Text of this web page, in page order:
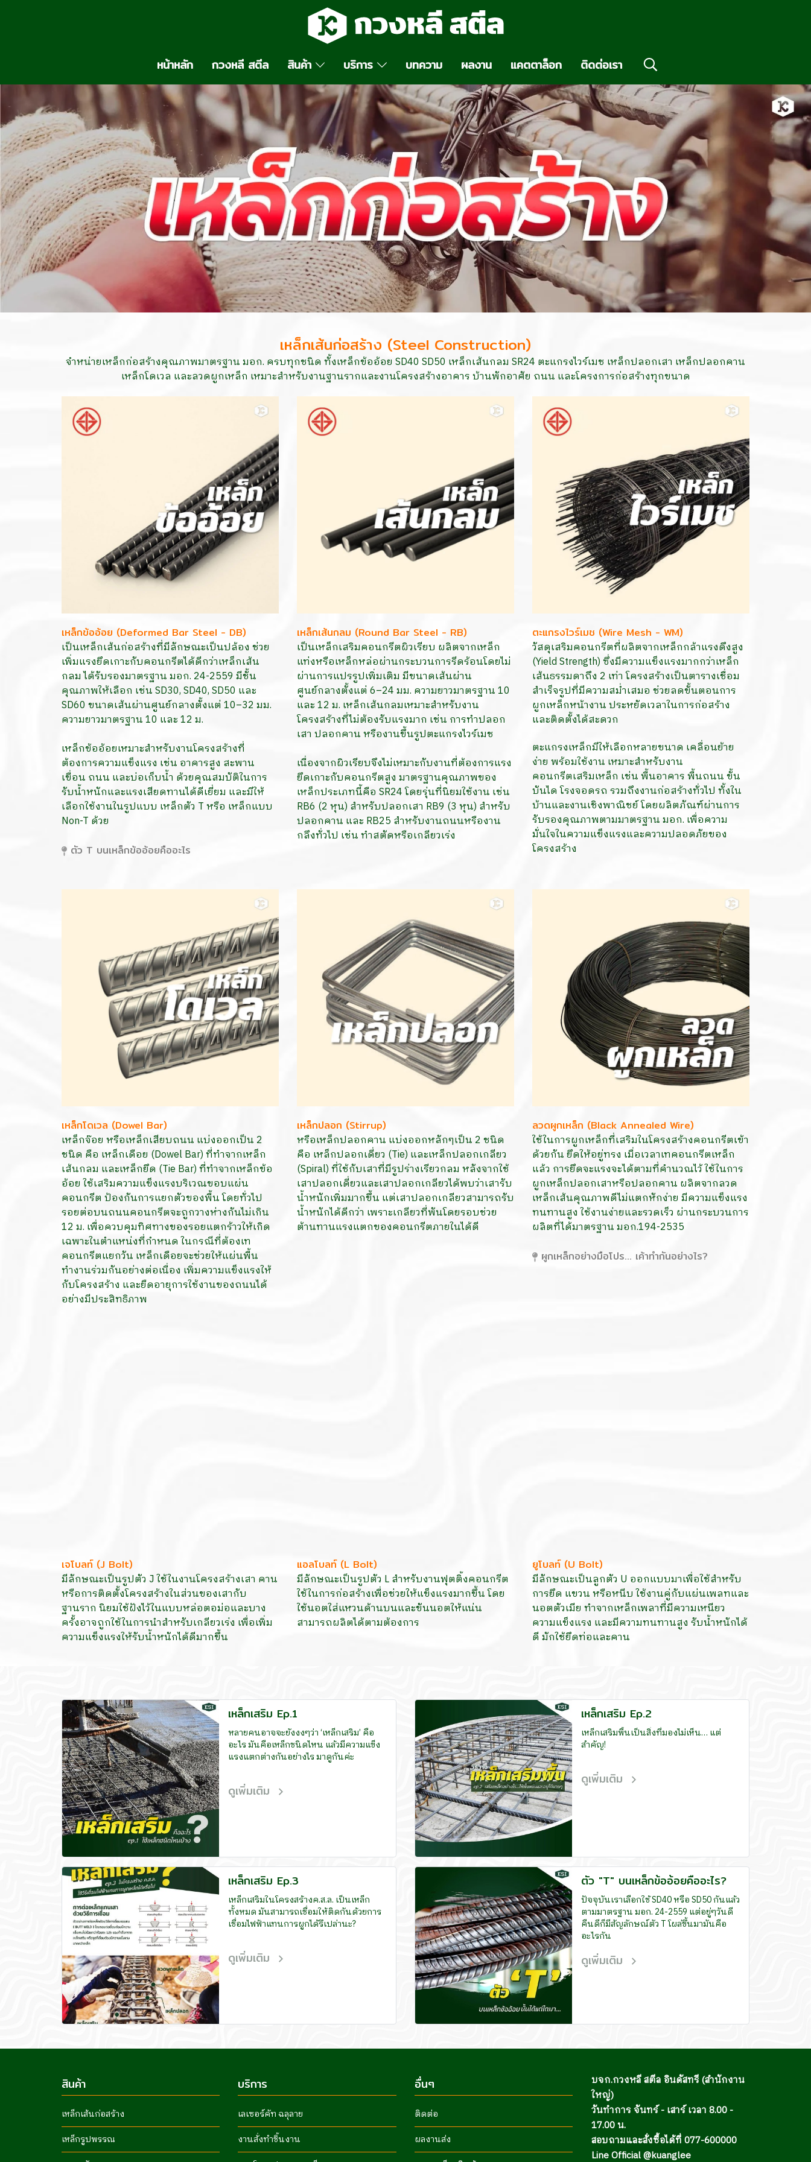
หน้าหลัก กวงหลี สตีล สินค้า บริการ บทความ ผลงาน แคตตาล็อก ติดต่อเรา
เหล็กเส้นก่อสร้าง (Steel Construction)
จำหน่ายเหล็กก่อสร้างคุณภาพมาตรฐาน มอก. ครบทุกชนิด ทั้งเหล็กข้ออ้อย SD40 SD50 เหล็กเส้นกลม SR24 ตะแกรงไวร์เมช เหล็กปลอกเสา เหล็กปลอกคาน
เหล็กโดเวล และลวดผูกเหล็ก เหมาะสำหรับงานฐานรากและงานโครงสร้างอาคาร บ้านพักอาศัย ถนน และโครงการก่อสร้างทุกขนาด
เหล็กข้ออ้อย (Deformed Bar Steel - DB)
เป็นเหล็กเส้นก่อสร้างที่มีลักษณะเป็นปล้อง ช่วย
เพิ่มแรงยึดเกาะกับคอนกรีตได้ดีกว่าเหล็กเส้น
กลม ได้รับรองมาตรฐาน มอก. 24-2559 มีชั้น
คุณภาพให้เลือก เช่น SD30, SD40, SD50 และ
SD60 ขนาดเส้นผ่านศูนย์กลางตั้งแต่ 10–32 มม.
ความยาวมาตรฐาน 10 และ 12 ม.
เหล็กข้ออ้อยเหมาะสำหรับงานโครงสร้างที่
ต้องการความแข็งแรง เช่น อาคารสูง สะพาน
เขื่อน ถนน และบ่อเก็บน้ำ ด้วยคุณสมบัติในการ
รับน้ำหนักและแรงเสียดทานได้ดีเยี่ยม และมีให้
เลือกใช้งานในรูปแบบ เหล็กตัว T หรือ เหล็กแบบ
Non-T ด้วย
ตัว T บนเหล็กข้ออ้อยคืออะไร
เหล็กเส้นกลม (Round Bar Steel - RB)
เป็นเหล็กเสริมคอนกรีตผิวเรียบ ผลิตจากเหล็ก
แท่งหรือเหล็กหล่อผ่านกระบวนการรีดร้อนโดยไม่
ผ่านการแปรรูปเพิ่มเติม มีขนาดเส้นผ่าน
ศูนย์กลางตั้งแต่ 6–24 มม. ความยาวมาตรฐาน 10
และ 12 ม. เหล็กเส้นกลมเหมาะสำหรับงาน
โครงสร้างที่ไม่ต้องรับแรงมาก เช่น การทำปลอก
เสา ปลอกคาน หรืองานขึ้นรูปตะแกรงไวร์เมช
เนื่องจากผิวเรียบจึงไม่เหมาะกับงานที่ต้องการแรง
ยึดเกาะกับคอนกรีตสูง มาตรฐานคุณภาพของ
เหล็กประเภทนี้คือ SR24 โดยรุ่นที่นิยมใช้งาน เช่น
RB6 (2 หุน) สำหรับปลอกเสา RB9 (3 หุน) สำหรับ
ปลอกคาน และ RB25 สำหรับงานถนนหรืองาน
กลึงทั่วไป เช่น ทำสตัดหรือเกลียวเร่ง
ตะแกรงไวร์เมช (Wire Mesh - WM)
วัสดุเสริมคอนกรีตที่ผลิตจากเหล็กกล้าแรงดึงสูง
(Yield Strength) ซึ่งมีความแข็งแรงมากกว่าเหล็ก
เส้นธรรมดาถึง 2 เท่า โครงสร้างเป็นตารางเชื่อม
สำเร็จรูปที่มีความสม่ำเสมอ ช่วยลดขั้นตอนการ
ผูกเหล็กหน้างาน ประหยัดเวลาในการก่อสร้าง
และติดตั้งได้สะดวก
ตะแกรงเหล็กมีให้เลือกหลายขนาด เคลื่อนย้าย
ง่าย พร้อมใช้งาน เหมาะสำหรับงาน
คอนกรีตเสริมเหล็ก เช่น พื้นอาคาร พื้นถนน ขั้น
บันได โรงจอดรถ รวมถึงงานก่อสร้างทั่วไป ทั้งใน
บ้านและงานเชิงพาณิชย์ โดยผลิตภัณฑ์ผ่านการ
รับรองคุณภาพตามมาตรฐาน มอก. เพื่อความ
มั่นใจในความแข็งแรงและความปลอดภัยของ
โครงสร้าง
เหล็กโดเวล (Dowel Bar)
เหล็กจ๊อย หรือเหล็กเสียบถนน แบ่งออกเป็น 2
ชนิด คือ เหล็กเดือย (Dowel Bar) ที่ทำจากเหล็ก
เส้นกลม และเหล็กยึด (Tie Bar) ที่ทำจากเหล็กข้อ
อ้อย ใช้เสริมความแข็งแรงบริเวณขอบแผ่น
คอนกรีต ป้องกันการแยกตัวของพื้น โดยทั่วไป
รอยต่อบนถนนคอนกรีตจะถูกวางห่างกันไม่เกิน
12 ม. เพื่อควบคุมทิศทางของรอยแตกร้าวให้เกิด
เฉพาะในตำแหน่งที่กำหนด ในกรณีที่ต้องเท
คอนกรีตแยกวัน เหล็กเดือยจะช่วยให้แผ่นพื้น
ทำงานร่วมกันอย่างต่อเนื่อง เพิ่มความแข็งแรงให้
กับโครงสร้าง และยืดอายุการใช้งานของถนนได้
อย่างมีประสิทธิภาพ
เหล็กปลอก (Stirrup)
หรือเหล็กปลอกคาน แบ่งออกหลักๆเป็น 2 ชนิด
คือ เหล็กปลอกเดี่ยว (Tie) และเหล็กปลอกเกลียว
(Spiral) ที่ใช้กับเสาที่มีรูปร่างเรียวกลม หลังจากใช้
เสาปลอกเดี่ยวและเสาปลอกเกลียวได้พบว่าเสารับ
น้ำหนักเพิ่มมากขึ้น แต่เสาปลอกเกลียวสามารถรับ
น้ำหนักได้ดีกว่า เพราะเกลียวที่พันโดยรอบช่วย
ต้านทานแรงแตกของคอนกรีตภายในได้ดี
ลวดผูกเหล็ก (Black Annealed Wire)
ใช้ในการผูกเหล็กที่เสริมในโครงสร้างคอนกรีตเข้า
ด้วยกัน ยึดให้อยู่ทรง เมื่อเวลาเทคอนกรีตเหล็ก
แล้ว การยึดจะแรงจะได้ตามที่คำนวณไว้ ใช้ในการ
ผูกเหล็กปลอกเสาหรือปลอกคาน ผลิตจากลวด
เหล็กเส้นคุณภาพดีไม่แตกหักง่าย มีความแข็งแรง
ทนทานสูง ใช้งานง่ายและรวดเร็ว ผ่านกระบวนการ
ผลิตที่ได้มาตรฐาน มอก.194-2535
ผูกเหล็กอย่างมือโปร... เค้าทำกันอย่างไร?
เจโบลท์ (J Bolt)
มีลักษณะเป็นรูปตัว J ใช้ในงานโครงสร้างเสา คาน
หรือการติดตั้งโครงสร้างในส่วนของเสากับ
ฐานราก นิยมใช้ฝังไว้ในแบบหล่อตอม่อและบาง
ครั้งอาจถูกใช้ในการนำสำหรับเกลียวเร่ง เพื่อเพิ่ม
ความแข็งแรงให้รับน้ำหนักได้ดีมากขึ้น
แอลโบลท์ (L Bolt)
มีลักษณะเป็นรูปตัว L สำหรับงานฟุตติ้งคอนกรีต
ใช้ในการก่อสร้างเพื่อช่วยให้แข็งแรงมากขึ้น โดย
ใช้นอตใส่แหวนด้านบนและขันนอตให้แน่น
สามารถผลิตได้ตามต้องการ
ยูโบลท์ (U Bolt)
มีลักษณะเป็นลูกตัว U ออกแบบมาเพื่อใช้สำหรับ
การยึด แขวน หรือหนีบ ใช้งานคู่กับแผ่นเพลทและ
นอตตัวเมีย ทำจากเหล็กเพลาที่มีความเหนียว
ความแข็งแรง และมีความทนทานสูง รับน้ำหนักได้
ดี มักใช้ยึดท่อและคาน
เหล็กเสริม Ep.1
หลายคนอาจจะยังงงๆว่า ‘เหล็กเสริม’ คือ
อะไร มันคือเหล็กชนิดไหน แล้วมีความแข็ง
แรงแตกต่างกันอย่างไร มาดูกันค่ะ
ดูเพิ่มเติม
เหล็กเสริม Ep.2
เหล็กเสริมพื้นเป็นสิ่งที่มองไม่เห็น… แต่
สำคัญ!
ดูเพิ่มเติม
เหล็กเสริม Ep.3
เหล็กเสริมในโครงสร้างค.ส.ล. เป็นเหล็ก
ทั้งหมด มันสามารถเชื่อมให้ติดกันด้วยการ
เชื่อมไฟฟ้าแทนการผูกได้รึเปล่านะ?
ดูเพิ่มเติม
ตัว "T" บนเหล็กข้ออ้อยคืออะไร?
ปัจจุบันเราเลือกใช้ SD40 หรือ SD50 กันแล้ว
ตามมาตรฐาน มอก. 24-2559 แต่อยู่ๆวันดี
คืนดีก็มีสัญลักษณ์ตัว T โผล่ขึ้นมามันคือ
อะไรกัน
ดูเพิ่มเติม
สินค้า
เหล็กเส้นก่อสร้าง
เหล็กรูปพรรณ
บริการ
เลเซอร์คัท ฉลุลาย
งานสั่งทำชิ้นงาน
อื่นๆ
ติดต่อ
ผลงานส่ง
บจก.กวงหลี สตีล อินดัสทรี (สำนักงาน
ใหญ่)
วันทำการ จันทร์ - เสาร์ เวลา 8.00 -
17.00 น.
สอบถามและสั่งซื้อได้ที่ 077-600000
Line Official @kuanglee